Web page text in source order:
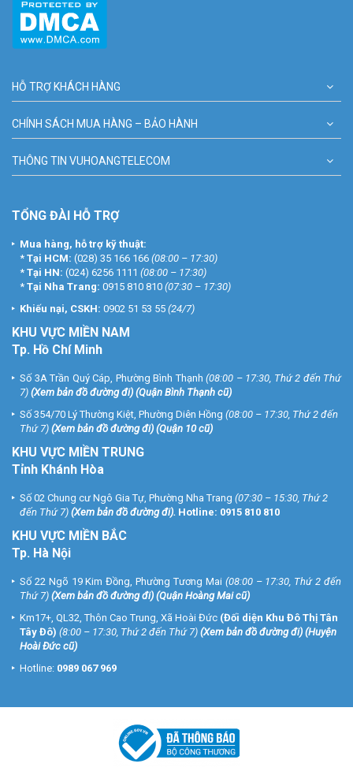
HỖ TRỢ KHÁCH HÀNG
CHÍNH SÁCH MUA HÀNG – BẢO HÀNH
THÔNG TIN VUHOANGTELECOM
TỔNG ĐÀI HỖ TRỢ
Mua hàng, hỗ trợ kỹ thuật:
* Tại HCM: (028) 35 166 166 (08:00 – 17:30)
* Tại HN: (024) 6256 1111 (08:00 – 17:30)
* Tại Nha Trang: 0915 810 810 (07:30 – 17:30)
Khiếu nại, CSKH: 0902 51 53 55 (24/7)
KHU VỰC MIỀN NAM
Tp. Hồ Chí Minh
Số 3A Trần Quý Cáp, Phường Bình Thạnh (08:00 – 17:30, Thứ 2 đến Thứ
7) (Xem bản đồ đường đi) (Quận Bình Thạnh cũ)
Số 354/70 Lý Thường Kiệt, Phường Diên Hồng (08:00 – 17:30, Thứ 2 đến
Thứ 7) (Xem bản đồ đường đi) (Quận 10 cũ)
KHU VỰC MIỀN TRUNG
Tỉnh Khánh Hòa
Số 02 Chung cư Ngô Gia Tự, Phường Nha Trang (07:30 – 15:30, Thứ 2
đến Thứ 7) (Xem bản đồ đường đi). Hotline: 0915 810 810
KHU VỰC MIỀN BẮC
Tp. Hà Nội
Số 22 Ngõ 19 Kim Đồng, Phường Tương Mai (08:00 – 17:30, Thứ 2 đến
Thứ 7) (Xem bản đồ đường đi) (Quận Hoàng Mai cũ)
Km17+, QL32, Thôn Cao Trung, Xã Hoài Đức (Đối diện Khu Đô Thị Tân
Tây Đô) (8:00 – 17:30, Thứ 2 đến Thứ 7) (Xem bản đồ đường đi) (Huyện
Hoài Đức cũ)
Hotline: 0989 067 969